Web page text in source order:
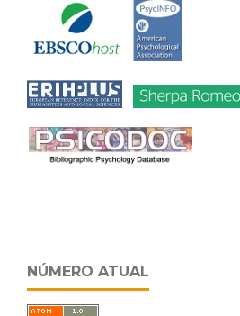
NÚMERO ATUAL